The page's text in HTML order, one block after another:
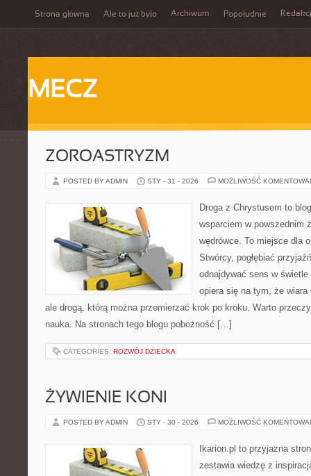
Strona główna Ale to już było Archiwum Popołudnie
MECZ
ZOROASTRYZM
POSTED BY ADMIN STY - 31 - 2026 MOŻLIWOŚĆ
Droga z Chrystusem to
wsparciem w powszednim
wędrówce. To miejsce dla
Stwórcy, pogłębiać
odnajdywać sens w świetle
opiera się na tym, że
ale drogą, którą można przemierzać krok po kroku. Warto
nauka. Na stronach tego blogu pobożność […]
CATEGORIES: ROZWÓJ DZIECKA
ŻYWIENIE KONI
POSTED BY ADMIN STY - 30 - 2026 MOŻLIWOŚĆ
Ikarion.pl to przyjazna
zestawia wiedzę z